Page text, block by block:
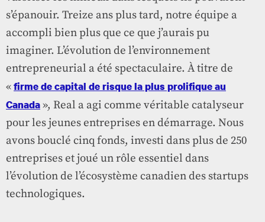
s’épanouir. Treize ans plus tard, notre équipe a
accompli bien plus que ce que j’aurais pu
imaginer. L’évolution de l’environnement
entrepreneurial a été spectaculaire. À titre de
«firme de capital de risque la plus prolifique au
Canada», Real a agi comme véritable catalyseur
pour les jeunes entreprises en démarrage. Nous
avons bouclé cinq fonds, investi dans plus de 250
entreprises et joué un rôle essentiel dans
l’évolution de l’écosystème canadien des startups
technologiques.